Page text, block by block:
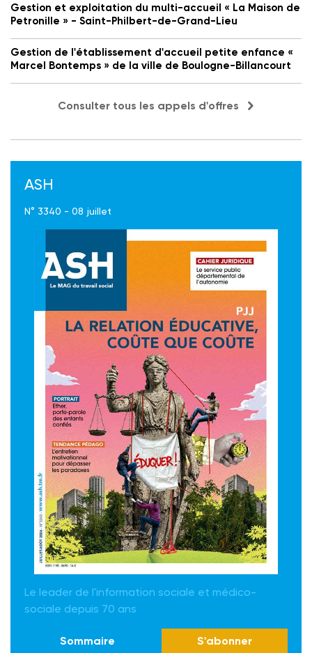
Gestion et exploitation du multi-accueil « La Maison de
Petronille » - Saint-Philbert-de-Grand-Lieu
Gestion de l'établissement d'accueil petite enfance «
Marcel Bontemps » de la ville de Boulogne-Billancourt
Consulter tous les appels d'offres
ASH
N° 3340 - 08 juillet
Le leader de l'information sociale et médico-
sociale depuis 70 ans
Sommaire S'abonner